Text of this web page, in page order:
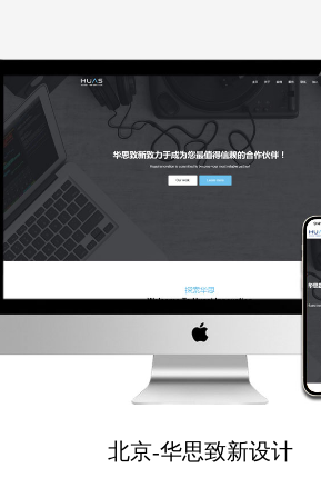
北京-华思致新设计